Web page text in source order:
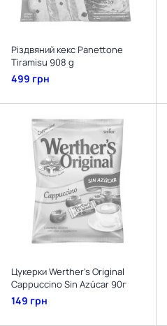
Різдвяний кекс Panettone
Tiramisu 908 g
499 грн
Цукерки Werther's Original
Cappuccino Sin Azúcar 90г
149 грн